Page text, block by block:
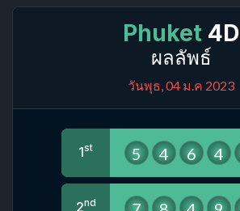
Phuket 4D
ผลลัพธ์
วันพุธ, 04 ม.ค 2023
1st 5 4 6 4
2nd